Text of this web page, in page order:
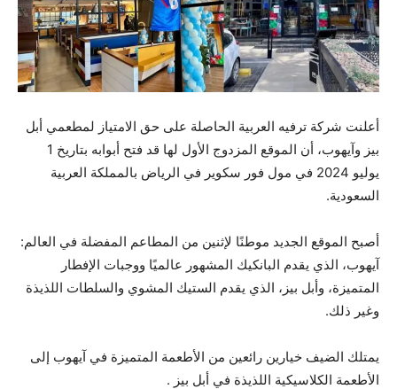
أعلنت شركة ترفيه العربية الحاصلة على حق الامتياز لمطعمي أبل
بيز وآيهوب، أن الموقع المزدوج الأول لها قد فتح أبوابه بتاريخ 1
يوليو 2024 في مول فور سكوير في الرياض بالمملكة العربية
السعودية.
أصبح الموقع الجديد موطنًا لإثنين من المطاعم المفضلة في العالم:
آيهوب، الذي يقدم البانكيك المشهور عالميًا ووجبات الإفطار
المتميزة، وأبل بيز، الذي يقدم الستيك المشوي والسلطات اللذيذة
وغير ذلك.
يمتلك الضيف خيارين رائعين من الأطعمة المتميزة في آيهوب إلى
الأطعمة الكلاسيكية اللذيذة في أبل بيز .